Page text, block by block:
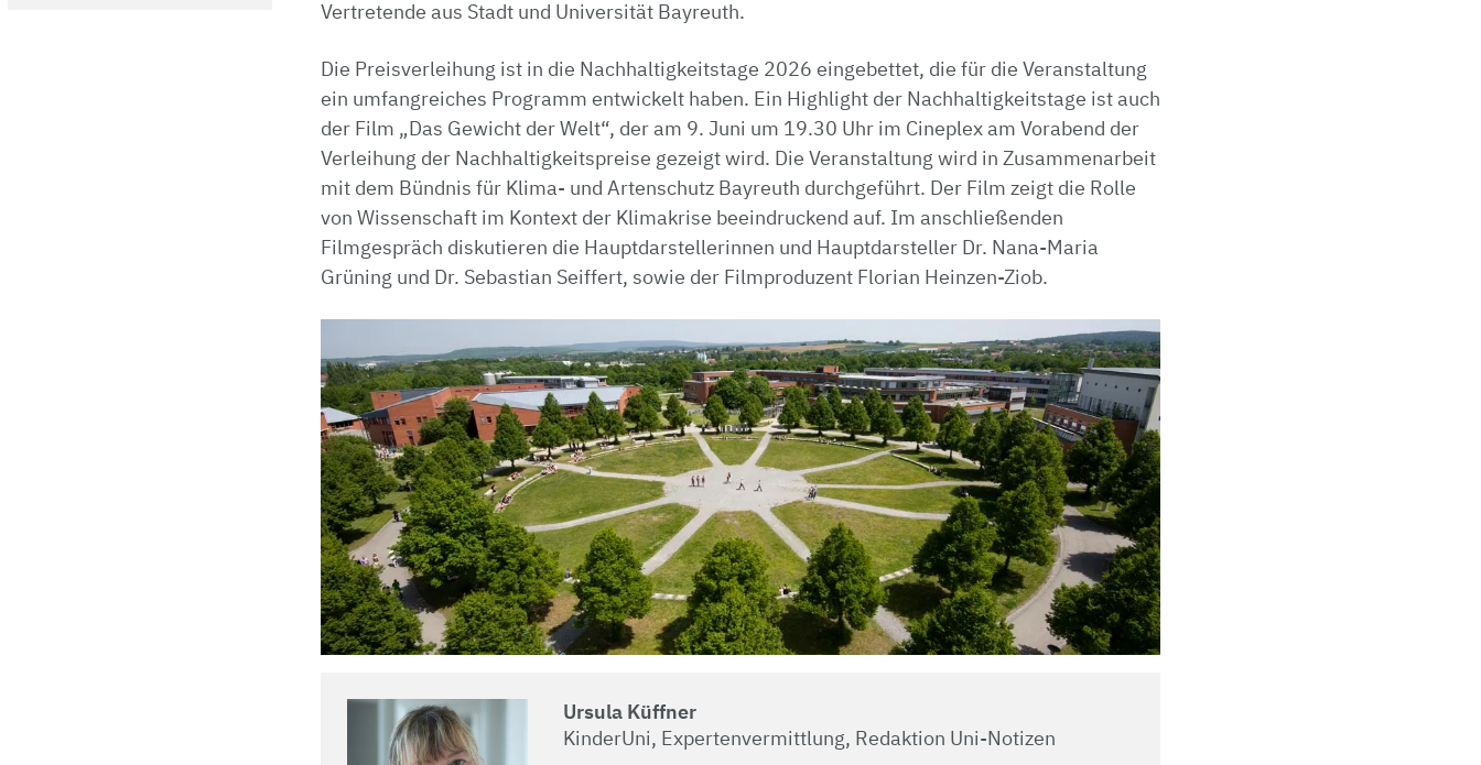
Vertretende aus Stadt und Universität Bayreuth.
Die Preisverleihung ist in die Nachhaltigkeitstage 2026 eingebettet, die für die Veranstaltung
ein umfangreiches Programm entwickelt haben. Ein Highlight der Nachhaltigkeitstage ist auch
der Film „Das Gewicht der Welt“, der am 9. Juni um 19.30 Uhr im Cineplex am Vorabend der
Verleihung der Nachhaltigkeitspreise gezeigt wird. Die Veranstaltung wird in Zusammenarbeit
mit dem Bündnis für Klima- und Artenschutz Bayreuth durchgeführt. Der Film zeigt die Rolle
von Wissenschaft im Kontext der Klimakrise beeindruckend auf. Im anschließenden
Filmgespräch diskutieren die Hauptdarstellerinnen und Hauptdarsteller Dr. Nana-Maria
Grüning und Dr. Sebastian Seiffert, sowie der Filmproduzent Florian Heinzen-Ziob.
Ursula Küffner
KinderUni, Expertenvermittlung, Redaktion Uni-Notizen